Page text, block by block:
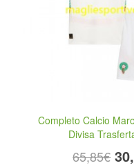
Completo Calcio
Divisa
65,85€